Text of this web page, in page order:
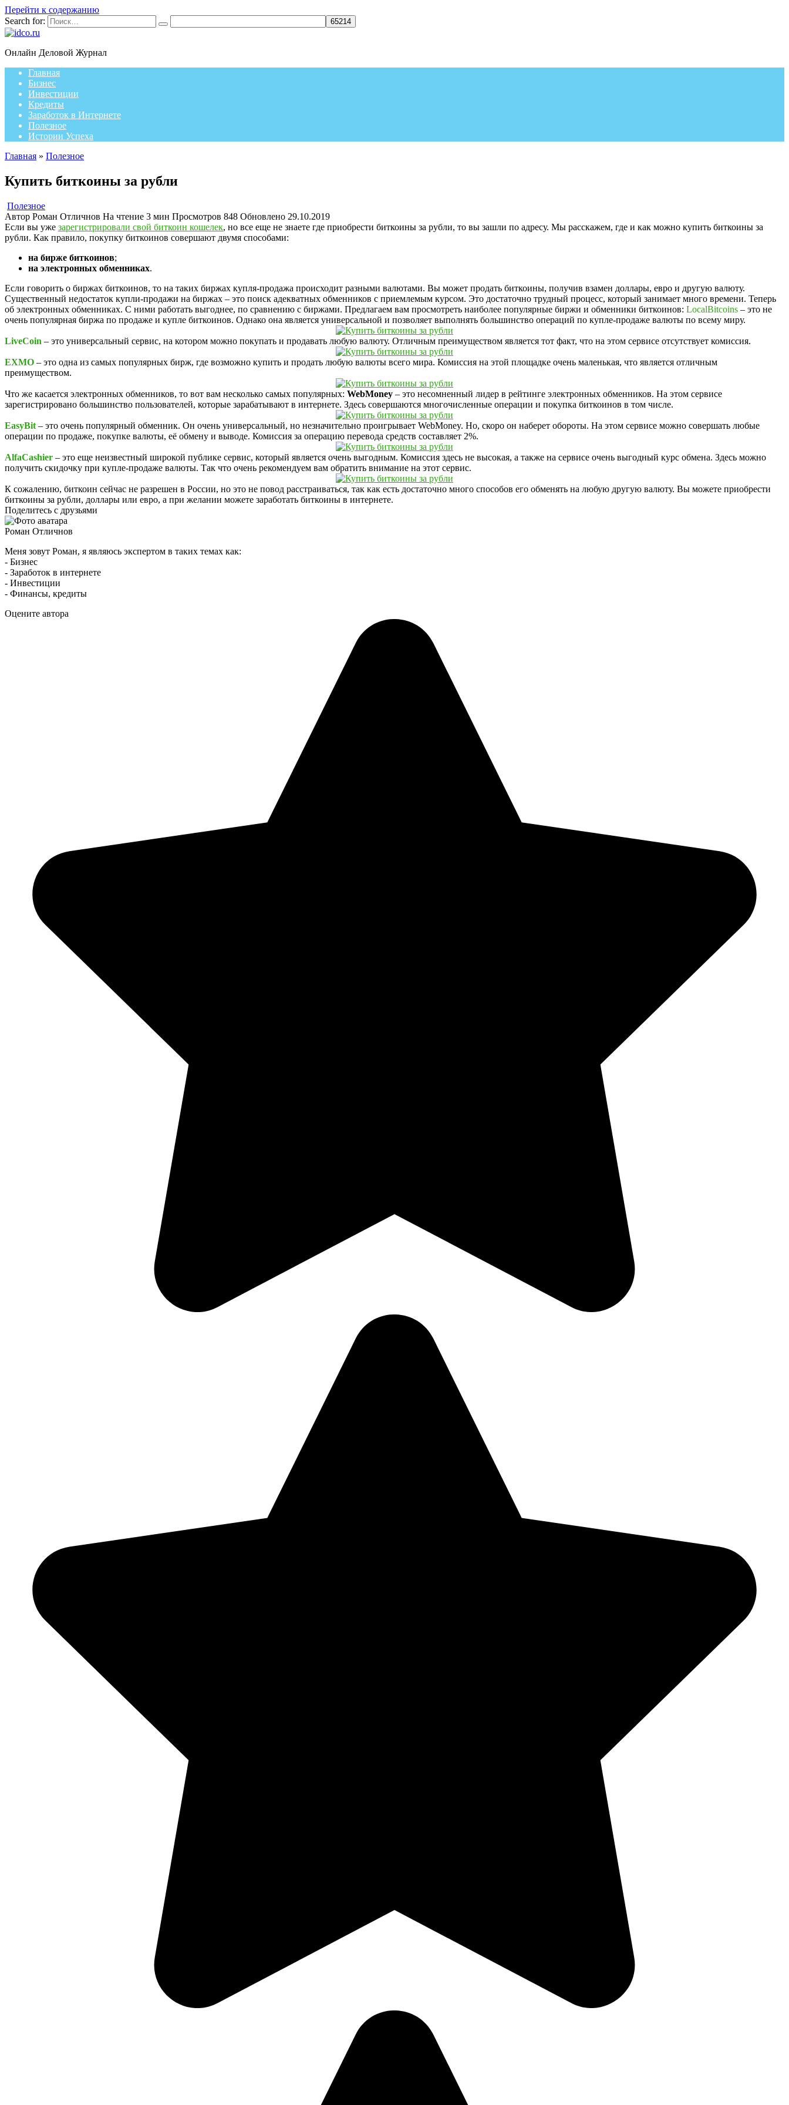
Перейти к содержанию
Search for:
Онлайн Деловой Журнал
Главная
Бизнес
Инвестиции
Кредиты
Заработок в Интернете
Полезное
Истории Успеха
Главная » Полезное
Купить биткоины за рубли
Полезное
Автор Роман Отличнов На чтение 3 мин Просмотров 848 Обновлено 29.10.2019
Если вы уже зарегистрировали свой биткоин кошелек, но все еще не знаете где приобрести биткоины за рубли, то вы зашли по адресу. Мы расскажем, где и как можно купить биткоины за
рубли. Как правило, покупку биткоинов совершают двумя способами:
на бирже биткоинов;
на электронных обменниках.
Если говорить о биржах биткоинов, то на таких биржах купля-продажа происходит разными валютами. Вы может продать биткоины, получив взамен доллары, евро и другую валюту.
Существенный недостаток купли-продажи на биржах – это поиск адекватных обменников с приемлемым курсом. Это достаточно трудный процесс, который занимает много времени. Теперь
об электронных обменниках. С ними работать выгоднее, по сравнению с биржами. Предлагаем вам просмотреть наиболее популярные биржи и обменники биткоинов: LocalBitcoins – это не
очень популярная биржа по продаже и купле биткоинов. Однако она является универсальной и позволяет выполнять большинство операций по купле-продаже валюты по всему миру.
LiveCoin – это универсальный сервис, на котором можно покупать и продавать любую валюту. Отличным преимуществом является тот факт, что на этом сервисе отсутствует комисcия.
EXMO – это одна из самых популярных бирж, где возможно купить и продать любую валюты всего мира. Комиссия на этой площадке очень маленькая, что является отличным
преимуществом.
Что же касается электронных обменников, то вот вам несколько самых популярных: WebMoney – это несомненный лидер в рейтинге электронных обменников. На этом сервисе
зарегистрировано большинство пользователей, которые зарабатывают в интернете. Здесь совершаются многочисленные операции и покупка биткоинов в том числе.
EasyBit – это очень популярный обменник. Он очень универсальный, но незначительно проигрывает WebMoney. Но, скоро он наберет обороты. На этом сервисе можно совершать любые
операции по продаже, покупке валюты, её обмену и выводе. Комиссия за операцию перевода средств составляет 2%.
AlfaCashier – это еще неизвестный широкой публике сервис, который является очень выгодным. Комиссия здесь не высокая, а также на сервисе очень выгодный курс обмена. Здесь можно
получить скидочку при купле-продаже валюты. Так что очень рекомендуем вам обратить внимание на этот сервис.
К сожалению, биткоин сейчас не разрешен в России, но это не повод расстраиваться, так как есть достаточно много способов его обменять на любую другую валюту. Вы можете приобрести
биткоины за рубли, доллары или евро, а при желании можете заработать биткоины в интернете.
Поделитесь с друзьями
Роман Отличнов
Меня зовут Роман, я являюсь экспертом в таких темах как:
- Бизнес
- Заработок в интернете
- Инвестиции
- Финансы, кредиты
Оцените автора